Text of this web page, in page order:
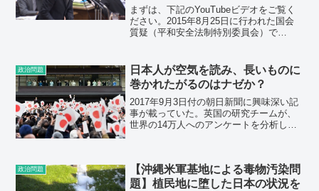
隷属。
まずは、下記のYouTubeビデオをご覧く
ださい。2015年8月25日に行われた国会
質疑（平和安全法制特別委員会）で
＊＊＊＊＊＊＊＊＊＊＊＊＊＊＊＊＊＊
＊＊山本太郎議員...
政治問題
日本人が空気を読み、長いものに
巻かれたがるのはナゼか？
2017年9月3日付の朝日新聞に興味深い記
事が載っていた。英国の研究チームが、
世界の14万人へのアンケートを分析した
点数が低い人ほど...
政治問題
【沖縄米軍基地による毒物汚染問
題】植民地に堕した日本の状況を